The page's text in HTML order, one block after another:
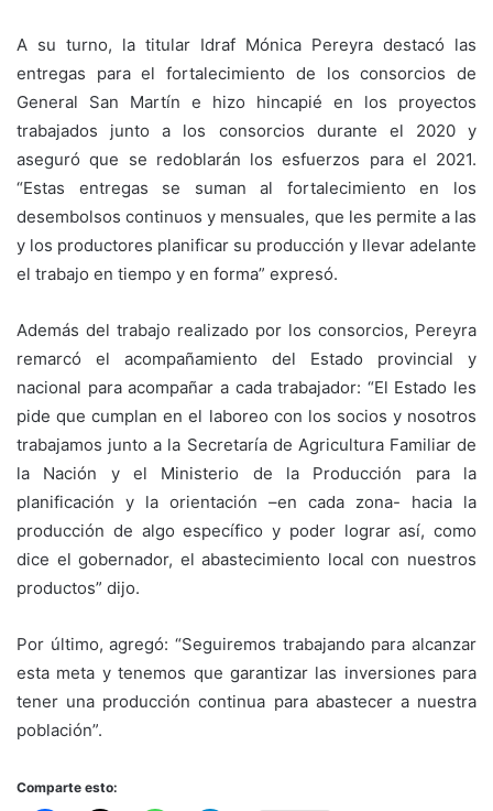
A su turno, la titular Idraf Mónica Pereyra destacó las
entregas para el fortalecimiento de los consorcios de
General San Martín e hizo hincapié en los proyectos
trabajados junto a los consorcios durante el 2020 y
aseguró que se redoblarán los esfuerzos para el 2021.
“Estas entregas se suman al fortalecimiento en los
desembolsos continuos y mensuales, que les permite a las
y los productores planificar su producción y llevar adelante
el trabajo en tiempo y en forma” expresó.
Además del trabajo realizado por los consorcios, Pereyra
remarcó el acompañamiento del Estado provincial y
nacional para acompañar a cada trabajador: “El Estado les
pide que cumplan en el laboreo con los socios y nosotros
trabajamos junto a la Secretaría de Agricultura Familiar de
la Nación y el Ministerio de la Producción para la
planificación y la orientación –en cada zona- hacia la
producción de algo específico y poder lograr así, como
dice el gobernador, el abastecimiento local con nuestros
productos” dijo.
Por último, agregó: “Seguiremos trabajando para alcanzar
esta meta y tenemos que garantizar las inversiones para
tener una producción continua para abastecer a nuestra
población”.
Comparte esto: